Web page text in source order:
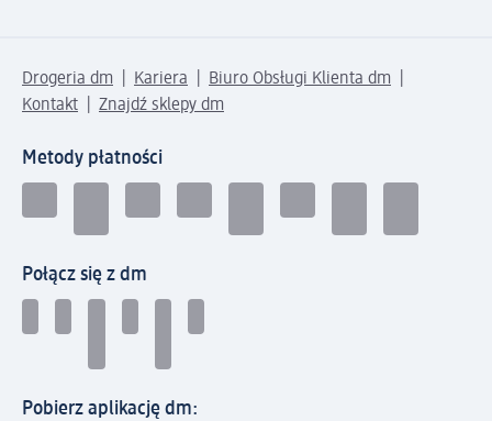
Drogeria dm Kariera
Biuro Obsługi Klienta dm
Kontakt
Znajdź sklepy dm
Metody płatności
Połącz się z dm
Pobierz aplikację dm: